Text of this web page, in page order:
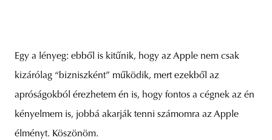
Egy a lényeg: ebből is kitűnik, hogy az Apple nem csak
kizárólag “bizniszként” működik, mert ezekből az
apróságokból érezhetem én is, hogy fontos a cégnek az én
kényelmem is, jobbá akarják tenni számomra az Apple
élményt. Köszönöm.